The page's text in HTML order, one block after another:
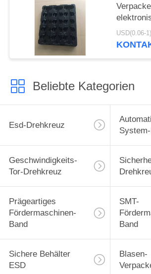
Tray
Beliebte Kategorien
Esd-Drehkreuz
Geschwindigkeits-
Tor-Drehkreuz
Prägeartiges
Fördermaschinen-
Band
SMT-
Band
Sichere Behälter
ESD
Blasen-